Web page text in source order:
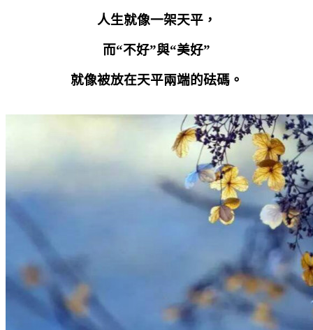
人生就像一架天平，
而“不好”與“美好”
就像被放在天平兩端的砝碼。